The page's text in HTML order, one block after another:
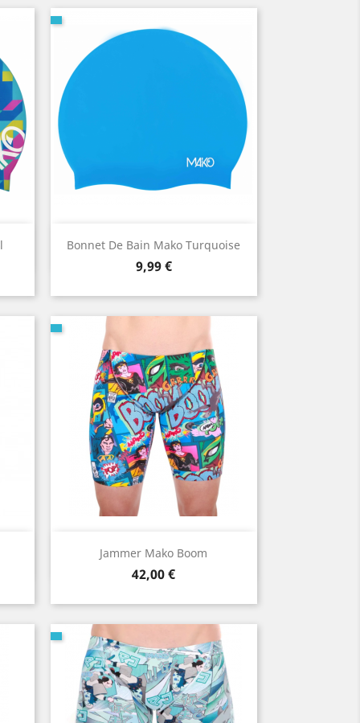
Bonnet De Bain Mako Turquoise
Prix
9,99 €
Aperçu rapide
Jammer Mako Boom
Prix
42,00 €
Aperçu rapide